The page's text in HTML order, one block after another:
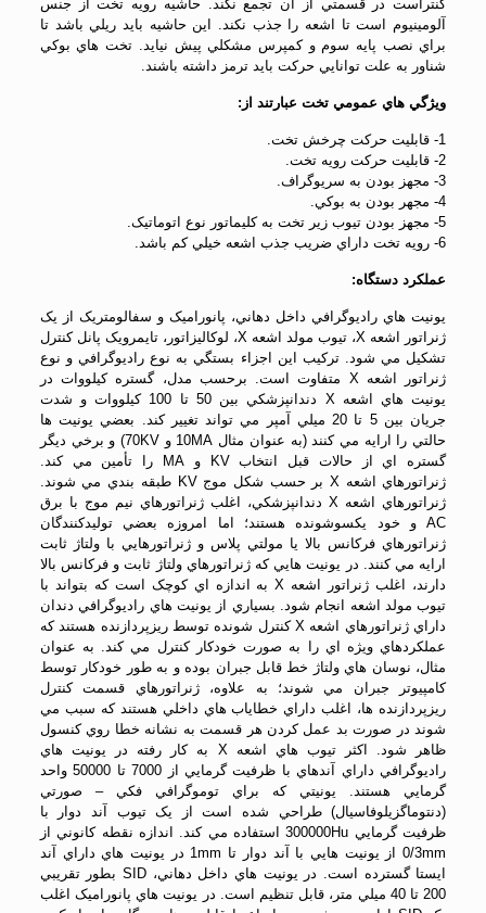
کنتراست در قسمتي از آن تجمع نکند. حاشيه رويه تخت از جنس
آلومينيوم است تا اشعه را جذب نکند. اين حاشيه بايد ريلي باشد تا
براي نصب پايه سوم و کمپرس مشکلي پيش نيايد. تخت هاي بوکي
شناور به علت توانايي حرکت بايد ترمز داشته باشند.
ويژگي هاي عمومي تخت عبارتند از:
1- قابليت حرکت چرخش تخت.
2- قابليت حرکت رويه تخت.
3- مجهز بودن به سريوگراف.
4- مجهر بودن به بوکي.
5- مجهز بودن تيوب زير تخت به کليماتور نوع اتوماتيک.
6- رويه تخت داراي ضريب جذب اشعه خيلي کم باشد.
عملکرد دستگاه:
يونيت هاي راديوگرافي داخل دهاني، پانوراميک و سفالومتريک از يک
ژنراتور اشعه X، تيوب مولد اشعه X، لوکاليزاتور، تايمرويک پانل کنترل
تشکيل مي شود. ترکيب اين اجزاء بستگي به نوع راديوگرافي و نوع
ژنراتور اشعه X متفاوت است. برحسب مدل، گستره کيلووات در
يونيت هاي اشعه X دندانپزشکي بين 50 تا 100 کيلووات و شدت
جريان بين 5 تا 20 ميلي آمپر مي تواند تغيير کند. بعضي يونيت ها
حالتي را ارايه مي کنند (به عنوان مثال 10MA و 70KV) و برخي ديگر
گستره اي از حالات قبل انتخاب KV و MA را تأمين مي کند.
ژنراتورهاي اشعه X بر حسب شکل موج KV طبقه بندي مي شوند.
ژنراتورهاي اشعه X دندانپزشکي، اغلب ژنراتورهاي نيم موج با برق
AC و خود يکسوشونده هستند؛ اما امروزه بعضي توليدکنندگان
ژنراتورهاي فرکانس بالا يا مولتي پلاس و ژنراتورهايي با ولتاژ ثابت
ارايه مي کنند. در يونيت هايي که ژنراتورهاي ولتاژ ثابت و فرکانس بالا
دارند، اغلب ژنراتور اشعه X به اندازه اي کوچک است که بتواند با
تيوب مولد اشعه انجام شود. بسياري از يونيت هاي راديوگرافي دندان
داراي ژنراتورهاي اشعه X کنترل شونده توسط ريزپردازنده هستند که
عملکردهاي ويژه اي را به صورت خودکار کنترل مي کند. به عنوان
مثال، نوسان هاي ولتاژ خط قابل جبران بوده و به طور خودکار توسط
کامپيوتر جبران مي شوند؛ به علاوه، ژنراتورهاي قسمت کنترل
ريزپردازنده ها، اغلب داراي خطاياب هاي داخلي هستند که سبب مي
شوند در صورت بد عمل کردن هر قسمت به نشانه خطا روي کنسول
ظاهر شود. اکثر تيوب هاي اشعه X به کار رفته در يونيت هاي
راديوگرافي داراي آندهاي با ظرفيت گرمايي از 7000 تا 50000 واحد
گرمايي هستند. يونيتي که براي توموگرافي فکي – صورتي
(دنتوماگزيلوفاسيال) طراحي شده است از يک تيوب آند دوار با
ظرفيت گرمايي 300000Hu استفاده مي کند. اندازه نقطه کانوني از
0/3mm از يونيت هايي با آند دوار تا 1mm در يونيت هاي داراي آند
ايستا گسترده است. در يونيت هاي داخل دهاني، SID بطور تقريبي
200 تا 40 ميلي متر، قابل تنظيم است. در يونيت هاي پانوراميک اغلب